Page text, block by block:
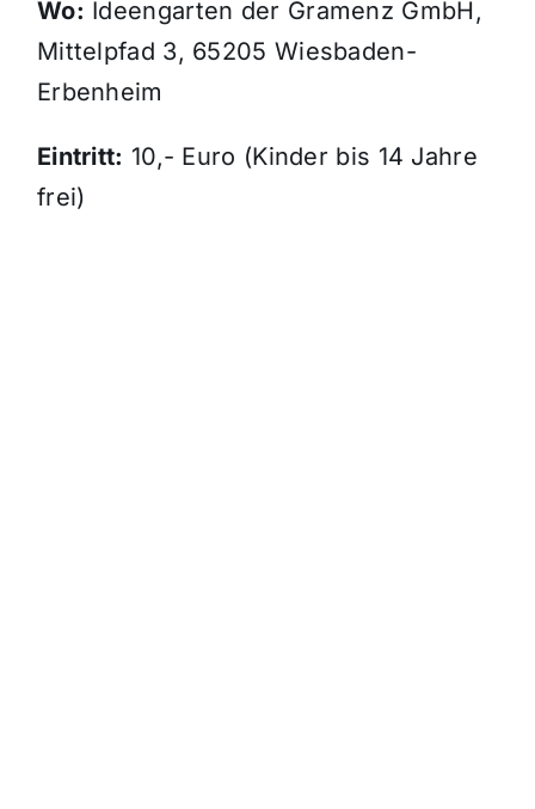
Wo: Ideengarten der Gramenz GmbH,
Mittelpfad 3, 65205 Wiesbaden-
Erbenheim
Eintritt: 10,- Euro (Kinder bis 14 Jahre
frei)